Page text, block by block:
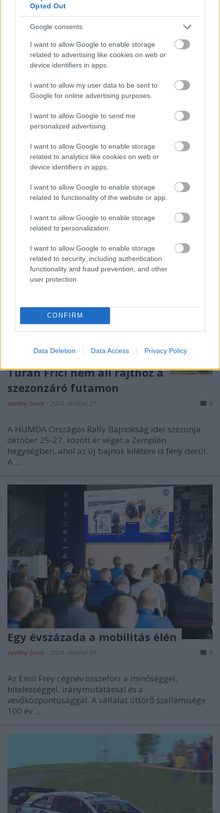
Opted Out
Google consents
I want to allow Google to enable storage
related to advertising like cookies on web or
device identifiers in apps.
I want to allow my user data to be sent to
Google for online advertising purposes.
I want to allow Google to send me
personalized advertising.
I want to allow Google to enable storage
related to analytics like cookies on web or
device identifiers in apps.
I want to allow Google to enable storage
related to functionality of the website or app.
I want to allow Google to enable storage
related to personalization.
I want to allow Google to enable storage
related to security, including authentication
functionality and fraud prevention, and other
user protection.
CONFIRM
Data Deletion Data Access Privacy Policy
SMARTZILLA
RBR Magyar Bajnokság - Zemplén
Rally 2024
rallysimfansszervezésében a 2024-es Zemplén
Rally a várakozásoknak megfelelően ...
Pécs Rally 2024, 7. forduló
eredményei
edeleny beres 2024. november 10.
SMARTZILLARBR Magyar Bajnokság - Pécs Rally
szervezésében a 2024-es Pécs Rally az
idei virtuális rally bajnokság egyik ...
Turán Frici nem áll rajthoz a
szezonzáró futamon
edeleny beres • 2024. október 21. 0
A HUMDA Országos Rally Bajnokság idei szezonja
október 25-27. között ér véget a Zemplén
hegységben, ahol az új bajnok kilétére is fény derül.
A ...
Egy évszázada a mobilitás élén
edeleny beres • 2024. október 09. 0
Az Emil Frey cégnév összeforr a minőséggel,
hitelességgel, iránymutatással és a
vevőközpontúsággal. A vállalat úttörő szellemisége
100 év ...